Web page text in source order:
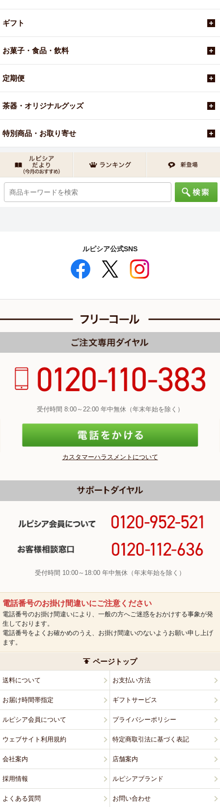
ギフト
お菓子・食品・飲料
定期便
茶器・オリジナルグッズ
特別商品・お取り寄せ
ルピシア公式SNS
受付時間 8:00～22:00 年中無休（年末年始を除く）
カスタマーハラスメントについて
受付時間 10:00～18:00 年中無休（年末年始を除く）
電話番号のお掛け間違いにご注意ください
電話番号のお掛け間違いにより、一般の方へご迷惑をおかけする事象が発
生しております。
電話番号をよくお確かめのうえ、お掛け間違いのないようお願い申し上げ
ます。
ページトップ
送料について お支払い方法
お届け時間帯指定 ギフトサービス
ルピシア会員について プライバシーポリシー
ウェブサイト利用規約 特定商取引法に基づく表記
会社案内 店舗案内
採用情報 ルピシアブランド
よくある質問 お問い合わせ